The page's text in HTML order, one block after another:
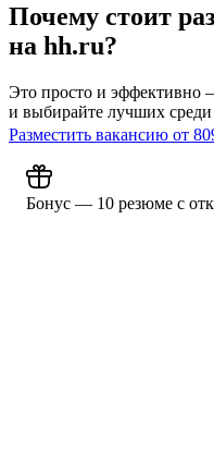
Почему стоит
на hh.ru?
Это просто и
и выбирайте лучших
Разместить вакансию от
Бонус — 10 резюме с